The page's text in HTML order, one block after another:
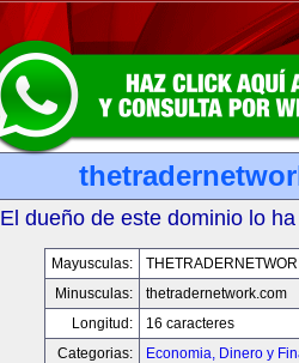
El dueño de este dominio lo
Mayusculas:
Minusculas:
thetradernetwork.com
Longitud:
16 caracteres
Categorias:
Economia, Dinero y